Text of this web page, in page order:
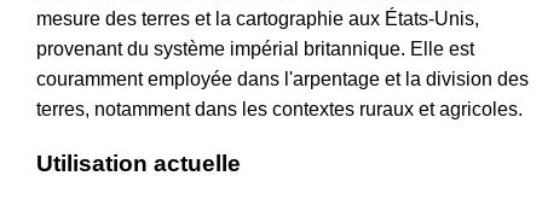
mesure des terres et la cartographie aux États-Unis,
provenant du système impérial britannique. Elle est
couramment employée dans l'arpentage et la division des
terres, notamment dans les contextes ruraux et agricoles.
Utilisation actuelle